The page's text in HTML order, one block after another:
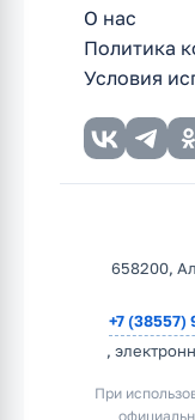
О нас
Политика
Условия
658200,
+7 (38557)
,
При